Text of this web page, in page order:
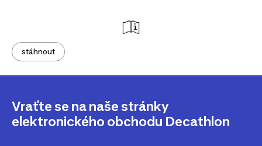
stáhnout
Vraťte se na naše stránky
elektronického obchodu Decathlon